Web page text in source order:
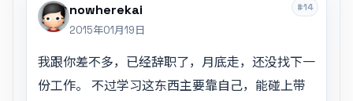
#14
nowherekai
2015年01月19日
我跟你差不多，已经辞职了，月底走，还没找下一
份工作。 不过学习这东西主要靠自己，能碰上带